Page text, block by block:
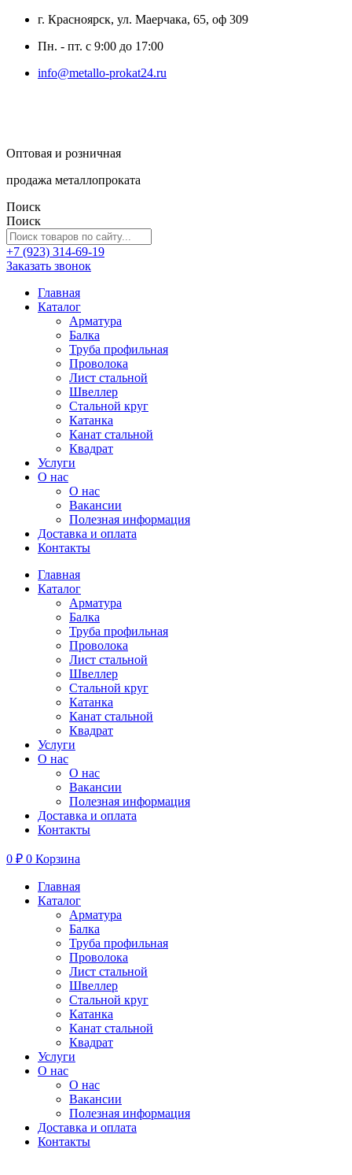
г. Красноярск, ул. Маерчака, 65, оф 309
Пн. - пт. с 9:00 до 17:00
info@metallo-prokat24.ru
Оптовая и розничная
продажа металлопроката
Поиск
Поиск
+7 (923) 314-69-19
Заказать звонок
Главная
Каталог
Арматура
Балка
Труба профильная
Проволока
Лист стальной
Швеллер
Стальной круг
Катанка
Канат стальной
Квадрат
Услуги
О нас
О нас
Вакансии
Полезная информация
Доставка и оплата
Контакты
Главная
Каталог
Арматура
Балка
Труба профильная
Проволока
Лист стальной
Швеллер
Стальной круг
Катанка
Канат стальной
Квадрат
Услуги
О нас
О нас
Вакансии
Полезная информация
Доставка и оплата
Контакты
0 ₽ 0 Корзина
Главная
Каталог
Арматура
Балка
Труба профильная
Проволока
Лист стальной
Швеллер
Стальной круг
Катанка
Канат стальной
Квадрат
Услуги
О нас
О нас
Вакансии
Полезная информация
Доставка и оплата
Контакты